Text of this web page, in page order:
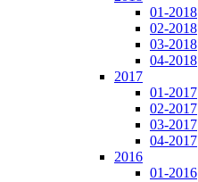
01-2018
02-2018
03-2018
04-2018
2017
01-2017
02-2017
03-2017
04-2017
2016
01-2016